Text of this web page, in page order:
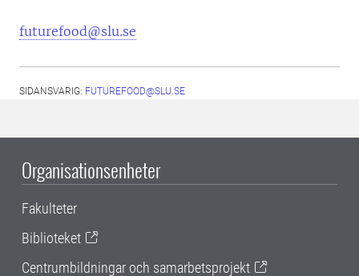
futurefood@slu.se
SIDANSVARIG: FUTUREFOOD@SLU.SE
Organisationsenheter
Fakulteter
Biblioteket
Centrumbildningar och samarbetsprojekt